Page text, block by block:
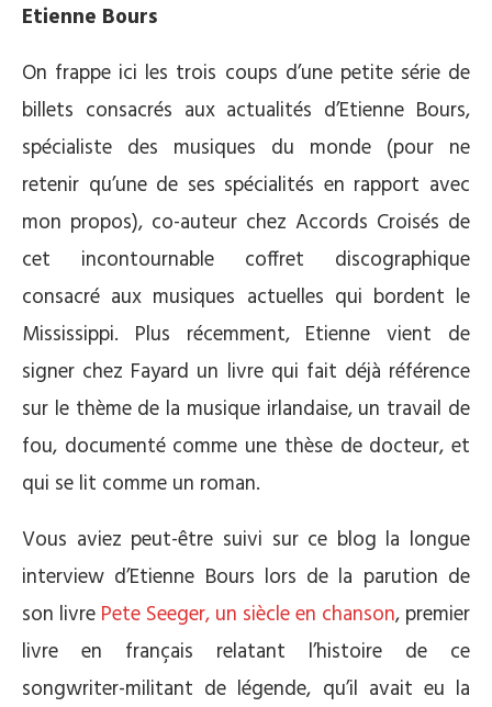
Etienne Bours
On frappe ici les trois coups d’une petite série de
billets consacrés aux actualités d’Etienne Bours,
spécialiste des musiques du monde (pour ne
retenir qu’une de ses spécialités en rapport avec
mon propos), co-auteur chez Accords Croisés de
cet incontournable coffret discographique
consacré aux musiques actuelles qui bordent le
Mississippi. Plus récemment, Etienne vient de
signer chez Fayard un livre qui fait déjà référence
sur le thème de la musique irlandaise, un travail de
fou, documenté comme une thèse de docteur, et
qui se lit comme un roman.
Vous aviez peut-être suivi sur ce blog la longue
interview d’Etienne Bours lors de la parution de
son livre Pete Seeger, un siècle en chanson, premier
livre en français relatant l’histoire de ce
songwriter-militant de légende, qu’il avait eu la